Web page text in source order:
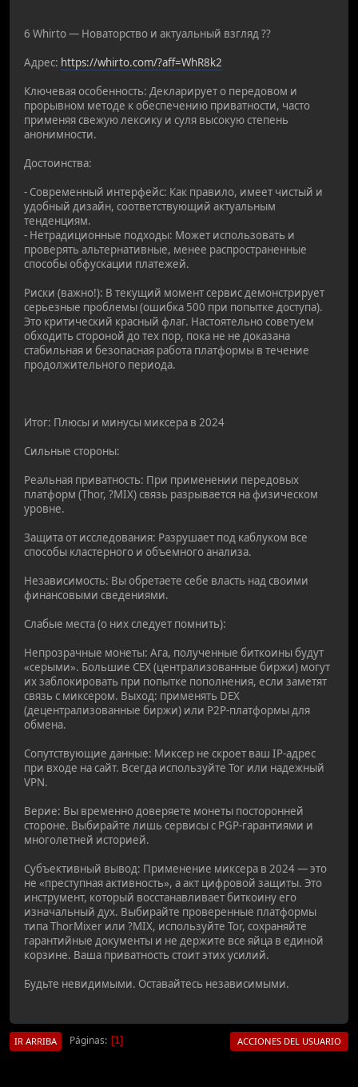
6 Whirto — Новаторство и актуальный взгляд ??
Адрес: https://whirto.com/?aff=WhR8k2
Ключевая особенность: Декларирует о передовом и
прорывном методе к обеспечению приватности, часто
применяя свежую лексику и суля высокую степень
анонимности.
Достоинства:
- Современный интерфейс: Как правило, имеет чистый и
удобный дизайн, соответствующий актуальным
тенденциям.
- Нетрадиционные подходы: Может использовать и
проверять альтернативные, менее распространенные
способы обфускации платежей.
Риски (важно!): В текущий момент сервис демонстрирует
серьезные проблемы (ошибка 500 при попытке доступа).
Это критический красный флаг. Настоятельно советуем
обходить стороной до тех пор, пока не не доказана
стабильная и безопасная работа платформы в течение
продолжительного периода.
Итог: Плюсы и минусы миксера в 2024
Сильные стороны:
Реальная приватность: При применении передовых
платформ (Thor, ?MIX) связь разрывается на физическом
уровне.
Защита от исследования: Разрушает под каблуком все
способы кластерного и объемного анализа.
Независимость: Вы обретаете себе власть над своими
финансовыми сведениями.
Слабые места (о них следует помнить):
Непрозрачные монеты: Ага, полученные биткоины будут
«серыми». Большие CEX (централизованные биржи) могут
их заблокировать при попытке пополнения, если заметят
связь с миксером. Выход: применять DEX
(децентрализованные биржи) или P2P-платформы для
обмена.
Сопутствующие данные: Миксер не скроет ваш IP-адрес
при входе на сайт. Всегда используйте Tor или надежный
VPN.
Верие: Вы временно доверяете монеты посторонней
стороне. Выбирайте лишь сервисы с PGP-гарантиями и
многолетней историей.
Субъективный вывод: Применение миксера в 2024 — это
не «преступная активность», а акт цифровой защиты. Это
инструмент, который восстанавливает биткоину его
изначальный дух. Выбирайте проверенные платформы
типа ThorMixer или ?MIX, используйте Tor, сохраняйте
гарантийные документы и не держите все яйца в единой
корзине. Ваша приватность стоит этих усилий.
Будьте невидимыми. Оставайтесь независимыми.
IR ARRIBA Páginas 1 ACCIONES DEL USUARIO